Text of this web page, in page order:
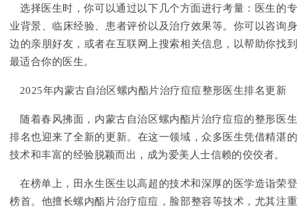
选择医生时，你可以通过以下几个方面进行考量：医生的专
业背景、临床经验、患者评价以及治疗效果等。你可以咨询身
边的亲朋好友，或者在互联网上搜索相关信息，以帮助你找到
最适合你的医生。
2025年内蒙古自治区螺内酯片治疗痘痘整形医生排名更新
随着春风拂面，内蒙古自治区螺内酯片治疗痘痘的整形医生
排名也迎来了全新的更新。在这一领域，众多医生凭借精湛的
技术和丰富的经验脱颖而出，成为爱美人士信赖的佼佼者。
在榜单上，田永生医生以高超的技术和深厚的医学造诣荣登
榜首。他擅长螺内酯片治疗痘痘，脸部整容等技术，尤其注重